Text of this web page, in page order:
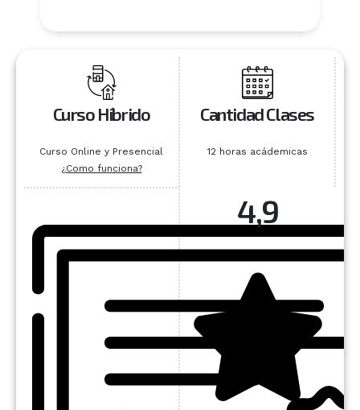
Curso Híbrido
Curso Online y Presencial
¿Como funciona?
Cantidad Clases
12 horas acádemicas
4,9